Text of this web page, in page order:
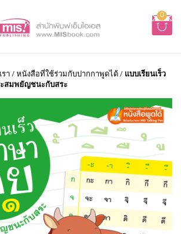
0
า /หนังสือที่ใช้ร่วมกับปากกาพูดได้/ แบบเรียนเร็ว
สมพยัญชนะกับสระ